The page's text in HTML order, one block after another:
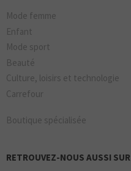
Mode femme
Enfant
Mode sport
Beauté
Culture, loisirs et technologie
Carrefour
Boutique spécialisée
RETROUVEZ-NOUS AUSSI SUR